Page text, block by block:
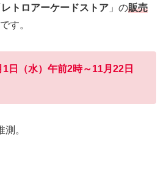
レトロアーケードストア 」の販売
す。
日（水）午前2時～11月22日
。